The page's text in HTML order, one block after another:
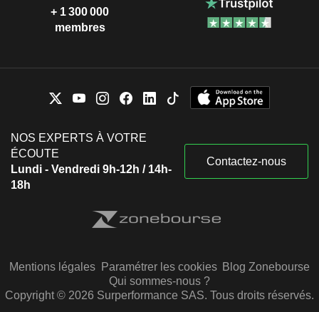
+ 1 300 000
membres
NOS EXPERTS À VOTRE
ÉCOUTE
Lundi - Vendredi 9h-12h / 14h-
18h
Contactez-nous
Mentions légales Paramétrer les cookies Blog Zonebourse
Qui sommes-nous ?
Copyright © 2026 Surperformance SAS. Tous droits réservés.